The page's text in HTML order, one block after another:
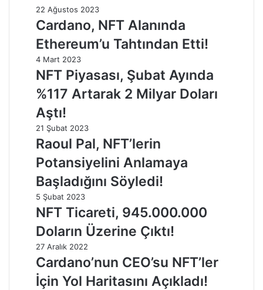
22 Ağustos 2023
Cardano, NFT Alanında
Ethereum’u Tahtından Etti!
4 Mart 2023
NFT Piyasası, Şubat Ayında
%117 Artarak 2 Milyar Doları
Aştı!
21 Şubat 2023
Raoul Pal, NFT’lerin
Potansiyelini Anlamaya
Başladığını Söyledi!
5 Şubat 2023
NFT Ticareti, 945.000.000
Doların Üzerine Çıktı!
27 Aralık 2022
Cardano’nun CEO’su NFT’ler
İçin Yol Haritasını Açıkladı!